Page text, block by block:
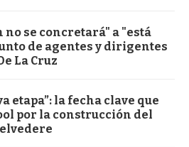
no se concretará" a "está
de agentes y dirigentes
La Cruz
etapa”: la fecha clave que
por la construcción del